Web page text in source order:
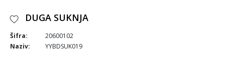
DUGA SUKNJA
Šifra:
20600102
Naziv:
YYBDSUK019